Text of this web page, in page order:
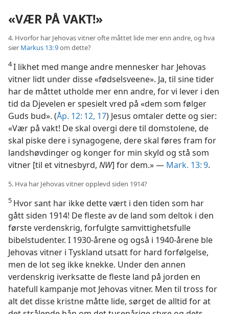
«VÆR PÅ VAKT!»
4. Hvorfor har Jehovas vitner ofte måttet lide mer enn andre, og hva
sier Markus 13: 9om dette?
4I likhet med mange andre mennesker har Jehovas
vitner lidt under disse «fødselsveene». Ja, til sine tider
har de måttet utholde mer enn andre, for vi lever i den
tid da Djevelen er spesielt vred på «dem som følger
Guds bud». (Åp. 12: 12, 17) Jesus omtaler dette og sier:
«Vær på vakt! De skal overgi dere til domstolene, de
skal piske dere i synagogene, dere skal føres fram for
landshøvdinger og konger for min skyld og stå som
vitner [til et vitnesbyrd, NW] for dem.» — Mark. 13: 9.
5. Hva har Jehovas vitner opplevd siden 1914?
5 Hvor sant har ikke dette vært i den tiden som har
gått siden 1914! De fleste av de land som deltok i den
første verdenskrig, forfulgte samvittighetsfulle
bibelstudenter. I 1930-årene og også i 1940-årene ble
Jehovas vitner i Tyskland utsatt for hard forfølgelse,
men de lot seg ikke knekke. Under den annen
verdenskrig iverksatte de fleste land på jorden en
hatefull kampanje mot Jehovas vitner. Men til tross for
alt det disse kristne måtte lide, sørget de alltid for at